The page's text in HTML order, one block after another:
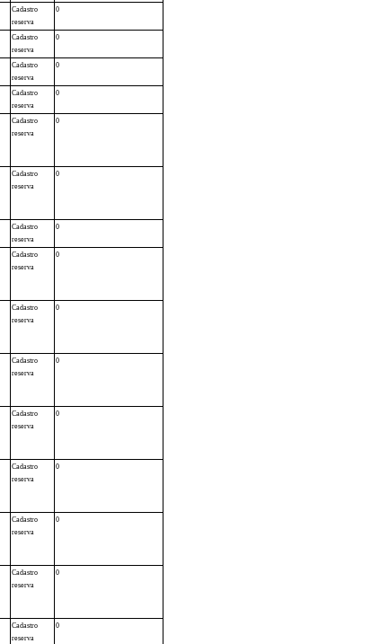
Cadastro
reserva
0
Cadastro
reserva
0
Cadastro
reserva
0
Cadastro
reserva
0
Cadastro
reserva
0
Cadastro
reserva
0
Cadastro
reserva
0
Cadastro
reserva
0
Cadastro
reserva
0
Cadastro
reserva
0
Cadastro
reserva
0
Cadastro
reserva
0
Cadastro
reserva
0
Cadastro
reserva
0
Cadastro
reserva
0